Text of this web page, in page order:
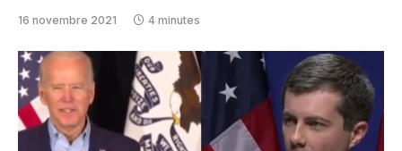
16 novembre 2021 4 minutes